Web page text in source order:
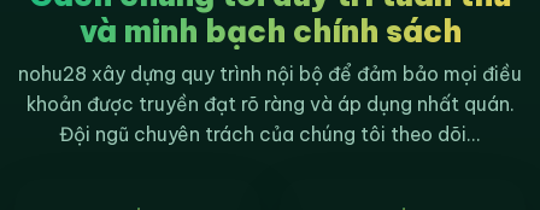
và minh bạch chính sách
nohu28 xây dựng quy trình nội bộ để đảm bảo mọi điều
khoản được truyền đạt rõ ràng và áp dụng nhất quán.
Đội ngũ chuyên trách của chúng tôi theo dõi...